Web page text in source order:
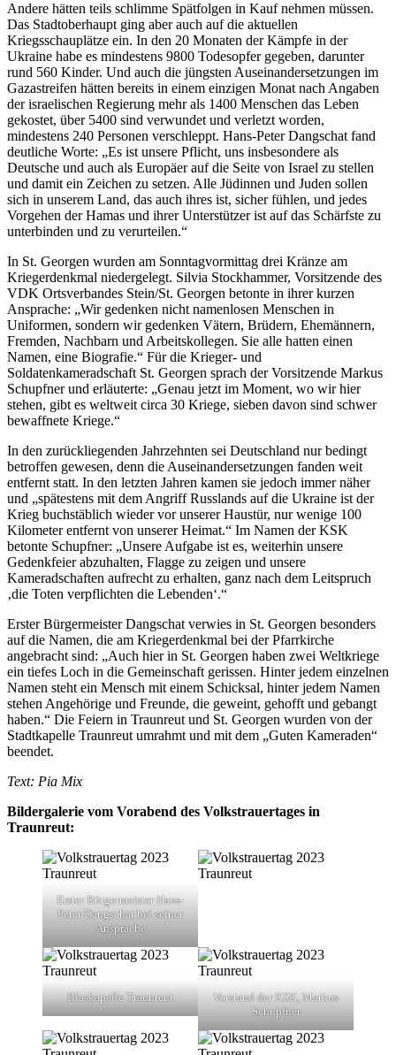
Andere hätten teils schlimme Spätfolgen in Kauf nehmen müssen.
Das Stadtoberhaupt ging aber auch auf die aktuellen
Kriegsschauplätze ein. In den 20 Monaten der Kämpfe in der
Ukraine habe es mindestens 9800 Todesopfer gegeben, darunter
rund 560 Kinder. Und auch die jüngsten Auseinandersetzungen im
Gazastreifen hätten bereits in einem einzigen Monat nach Angaben
der israelischen Regierung mehr als 1400 Menschen das Leben
gekostet, über 5400 sind verwundet und verletzt worden,
mindestens 240 Personen verschleppt. Hans-Peter Dangschat fand
deutliche Worte: „Es ist unsere Pflicht, uns insbesondere als
Deutsche und auch als Europäer auf die Seite von Israel zu stellen
und damit ein Zeichen zu setzen. Alle Jüdinnen und Juden sollen
sich in unserem Land, das auch ihres ist, sicher fühlen, und jedes
Vorgehen der Hamas und ihrer Unterstützer ist auf das Schärfste zu
unterbinden und zu verurteilen.“
In St. Georgen wurden am Sonntagvormittag drei Kränze am
Kriegerdenkmal niedergelegt. Silvia Stockhammer, Vorsitzende des
VDK Ortsverbandes Stein/St. Georgen betonte in ihrer kurzen
Ansprache: „Wir gedenken nicht namenlosen Menschen in
Uniformen, sondern wir gedenken Vätern, Brüdern, Ehemännern,
Fremden, Nachbarn und Arbeitskollegen. Sie alle hatten einen
Namen, eine Biografie.“ Für die Krieger- und
Soldatenkameradschaft St. Georgen sprach der Vorsitzende Markus
Schupfner und erläuterte: „Genau jetzt im Moment, wo wir hier
stehen, gibt es weltweit circa 30 Kriege, sieben davon sind schwer
bewaffnete Kriege.“
In den zurückliegenden Jahrzehnten sei Deutschland nur bedingt
betroffen gewesen, denn die Auseinandersetzungen fanden weit
entfernt statt. In den letzten Jahren kamen sie jedoch immer näher
und „spätestens mit dem Angriff Russlands auf die Ukraine ist der
Krieg buchstäblich wieder vor unserer Haustür, nur wenige 100
Kilometer entfernt von unserer Heimat.“ Im Namen der KSK
betonte Schupfner: „Unsere Aufgabe ist es, weiterhin unsere
Gedenkfeier abzuhalten, Flagge zu zeigen und unsere
Kameradschaften aufrecht zu erhalten, ganz nach dem Leitspruch
‚die Toten verpflichten die Lebenden‘.“
Erster Bürgermeister Dangschat verwies in St. Georgen besonders
auf die Namen, die am Kriegerdenkmal bei der Pfarrkirche
angebracht sind: „Auch hier in St. Georgen haben zwei Weltkriege
ein tiefes Loch in die Gemeinschaft gerissen. Hinter jedem einzelnen
Namen steht ein Mensch mit einem Schicksal, hinter jedem Namen
stehen Angehörige und Freunde, die geweint, gehofft und gebangt
haben.“ Die Feiern in Traunreut und St. Georgen wurden von der
Stadtkapelle Traunreut umrahmt und mit dem „Guten Kameraden“
beendet.
Text: Pia Mix
Bildergalerie vom Vorabend des Volkstrauertages in
Traunreut:
Erster Bürgermeister Hans-
Peter Dangschat bei seiner
Ansprache
Blaskapelle Traunreut
Vorstand der KSK, Markus
Schupfner